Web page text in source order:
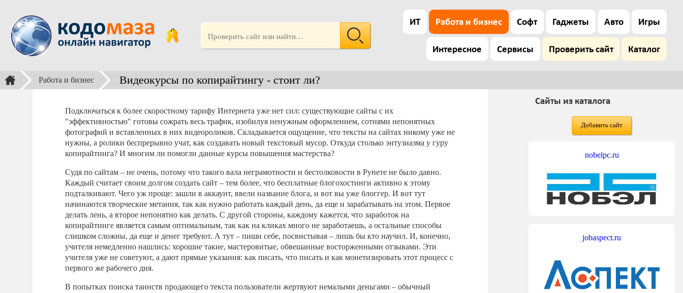
ИТ Работа и бизнес Софт Гаджеты Авто Игры
Интересное Сервисы Проверить сайт Каталог
Работа и бизнес Видеокурсы по копирайтингу - стоит ли?
Подключаться к более скоростному тарифу Интернета уже нет сил: существующие сайты с их
"эффективностью" готовы сожрать весь трафик, изобилуя ненужным оформлением, сотнями непонятных
фотографий и вставленных в них видеороликов. Складывается ощущение, что тексты на сайтах никому уже не
нужны, а ролики беспрерывно учат, как создавать новый текстовый мусор. Откуда столько энтузиазма у гуру
копирайтинга? И многим ли помогли данные курсы повышения мастерства?
Судя по сайтам – не очень, потому что такого вала неграмотности и бестолковости в Рунете не было давно.
Каждый считает своим долгом создать сайт – тем более, что бесплатные блогохостинги активно к этому
подталкивают. Чего уж проще: зашли в аккаунт, ввели название блога, и вот вы уже блоггер. И вот тут
начинаются творческие метания, так как нужно работать каждый день, да еще и зарабатывать на этом. Первое
делать лень, а второе непонятно как делать. С другой стороны, каждому кажется, что заработок на
копирайтинге является самым оптимальным, так как на кликах много не заработаешь, а остальные способы
слишком сложны, да еще и денег требуют. А тут – пиши себе, посвистывая – лишь бы кто научил. И, конечно,
учителя немедленно нашлись: хорошие такие, мастеровитые, обвешанные восторженными отзывами. Эти
учителя уже не советуют, а дают прямые указания: как писать, что писать и как монетизировать этот процесс с
первого же рабочего дня.
В попытках поиска таинств продающего текста пользователи жертвуют немалыми деньгами – обычный
Сайты из каталога
Добавить сайт
nobelpc.ru
jobaspect.ru